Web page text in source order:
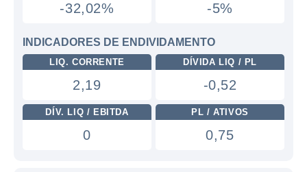
-32,02% -5%
INDICADORES DE ENDIVIDAMENTO
LIQ. CORRENTE
2,19
DÍVIDA LIQ / PL
-0,52
DÍV. LIQ / EBITDA
0
PL / ATIVOS
0,75